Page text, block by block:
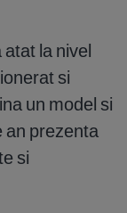
la nivel
si
un model si
an prezenta
si